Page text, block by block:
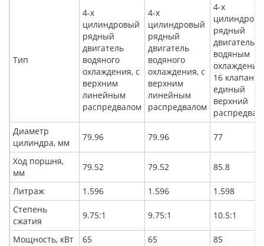
Тип
4-х
цилиндровый
рядный
двигатель
водяного
охлаждения, с
верхним
линейным
распредвалом
4-х
цилиндровый
рядный
двигатель
водяного
охлаждения, с
верхним
линейным
распредвалом
4-х
рядный
двигатель с
водяным
16
единый
верхний
распредвал
Диаметр
цилиндра, мм
79.96 79.96 77
Ход поршня,
мм
79.52 79.52 85.8
Литраж 1.596 1.596
1.598
Степень
сжатия
9.75:1 9.75:1 10.5:1
Мощность, кВт 65 65
85